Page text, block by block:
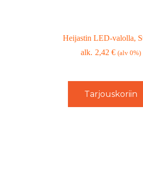
Heijastin LED-valolla,
2,42€ (alv 0%)
Tarjouskoriin